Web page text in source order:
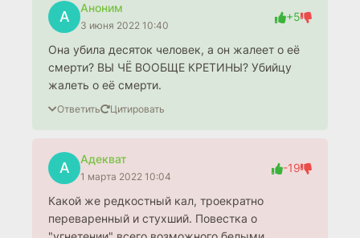
А
Аноним
3 июня 2022 10:40
+5
Она убила десяток человек, а он жалеет о её
смерти? ВЫ ЧЁ ВООБЩЕ КРЕТИНЫ? Убийцу
жалеть о её смерти.
Ответить Цитировать
А
Адекват
1 марта 2022 10:04
-19
Какой же редкостный кал, троекратно
переваренный и стухший. Повестка о